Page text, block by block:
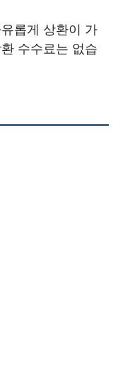
롭게 상환이 가
수수료는 없습